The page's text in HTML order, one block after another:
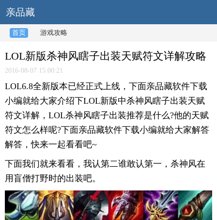
亲品藏
首页 游戏攻略
LOL新版杀神风瞎子出装天赋符文详解攻略
2016-08-07 15:00:21
LOL6.8全新版本已经正式上线，下面亲品藏软件下载
小编就给大家介绍下LOL新版中杀神风瞎子出装天赋
符文详解，LOL杀神风瞎子出装推荐是什么?他的天赋
符文怎么样呢?下面亲品藏软件下载小编就给大家解答
解答，快来一起看看吧~
下面我们就来看看，我认第二谁敢认第一，杀神风在
用盲僧打野时的出装吧。